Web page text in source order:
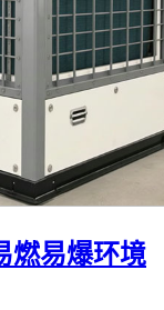
燃易爆环境